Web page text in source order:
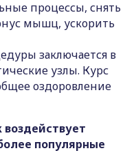
процессы, снять
мышц, ускорить
заключается в
узлы. Курс
оздоровление
популярные